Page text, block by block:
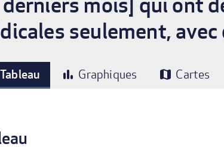
seulement,
Tableau bar_chart Graphiques map Cartes